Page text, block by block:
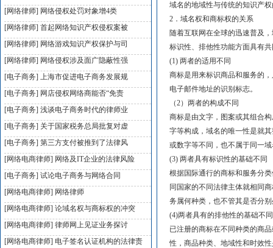
[网络律师] 网络侵权处罚对象增4类
[网络律师] 首起网络知识产权侵权案被
[网络律师] 网络游戏知识产权保护与司
[网络律师] 网络侵权涉及面广隐蔽性强
[电子商务] 上海市促进电子商务发展规
[电子商务] 网店侵权网络商能否“免责
[电子商务] 浅谈电子商务时代的律师业
[电子商务] 关于国家税务总局批复对虚
[电子商务] 第三方支付被推到了法律风
[网络电商律师] 网络及IT企业的法律风险
[电子商务] 试论电子商务与网络合同
[网络电商律师] 网络律师
[网络电商律师] 论域名权与商标权的冲突
[网络电商律师] 律师网上见证业务探讨
[网络电商律师] 电子签名认证机构的法律责
域名的地域性与传统的知识产
2．域名权和商标权的关系
随着互联网在全球的迅速普及
标识性、排他性功能方面具有
(1) 两者的适用不同
商标是用来标识商品和服务的
电子邮件地址的识别标志。
（2）两者的构成不同
商标是由文字，图案或其组合
字等构成，域名的唯一性是就
或数字等不同，也不属于同一
(3) 两者具有标识性的基础不同
根据国际通行的商标和服务分
同国家的不同法律主体就相同
务属何种类，也不管其是否分
(4)两者具有的排他性的基础不同
已注册的商标在不同种类的商
性，商品种类、地域性和时效